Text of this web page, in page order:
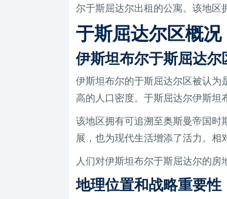
尔于斯屈达尔出租的公寓。该地区
于斯屈达尔区概况
伊斯坦布尔于斯屈达尔
伊斯坦布尔的于斯屈达尔区被认
高的人口密度。于斯屈达尔伊斯坦
该地区拥有可追溯至奥斯曼帝国
展，也为现代生活增添了活力。相
人们对伊斯坦布尔于斯屈达尔的房
地理位置和战略重要性